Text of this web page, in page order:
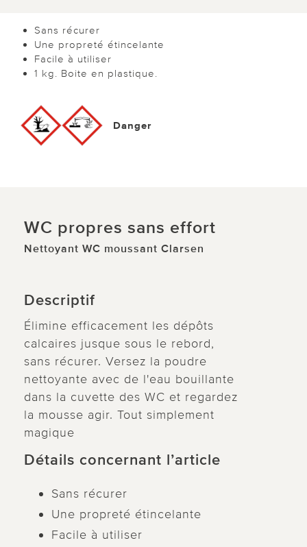
Sans récurer
Une propreté étincelante
Facile à utiliser
1 kg. Boite en plastique.
Danger
WC propres sans effort
Nettoyant WC moussant Clarsen
Descriptif
Élimine efficacement les dépôts
calcaires jusque sous le rebord,
sans récurer. Versez la poudre
nettoyante avec de l'eau bouillante
dans la cuvette des WC et regardez
la mousse agir. Tout simplement
magique
Détails concernant l’article
Sans récurer
Une propreté étincelante
Facile à utiliser